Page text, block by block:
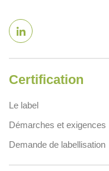
Certification
Le label
Démarches et exigences
Demande de labellisation